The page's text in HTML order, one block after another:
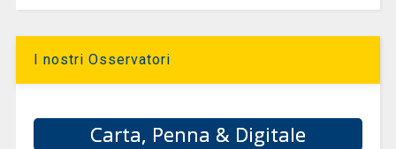
I nostri Osservatori
Carta, Penna & Digitale